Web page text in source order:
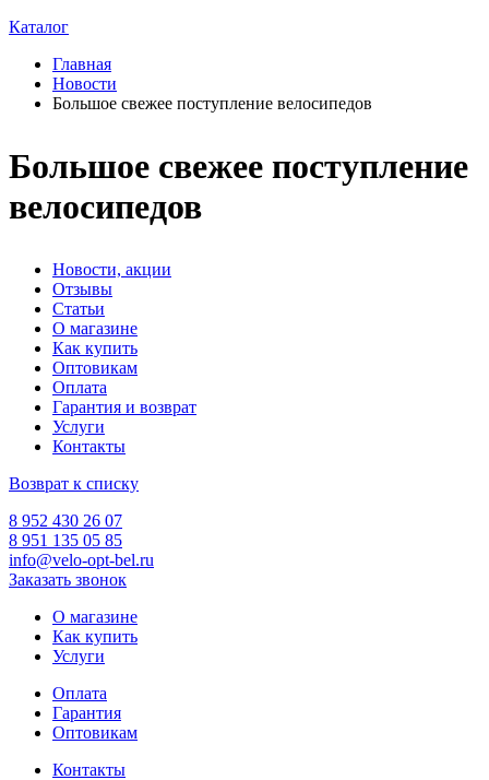
Каталог
Главная
Новости
Большое свежее поступление велосипедов
Большое свежее поступление
велосипедов
Новости, акции
Отзывы
Статьи
О магазине
Как купить
Оптовикам
Оплата
Гарантия и возврат
Услуги
Контакты
Возврат к списку
8 952 430 26 07
8 951 135 05 85
info@velo-opt-bel.ru
Заказать звонок
О магазине
Как купить
Услуги
Оплата
Гарантия
Оптовикам
Контакты